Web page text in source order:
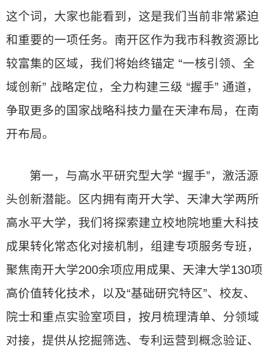
这个词，大家也能看到，这是我们当前非常紧迫
和重要的一项任务。南开区作为我市科教资源比
较富集的区域，我们将始终锚定 “一核引领、全
域创新” 战略定位，全力构建三级 “握手” 通道，
争取更多的国家战略科技力量在天津布局，在南
开布局。
第一，与高水平研究型大学 “握手”，激活源
头创新潜能。区内拥有南开大学、天津大学两所
高水平大学，我们将探索建立校地院地重大科技
成果转化常态化对接机制，组建专项服务专班，
聚焦南开大学200余项应用成果、天津大学130项
高价值转化技术，以及“基础研究特区”、校友、
院士和重点实验室项目，按月梳理清单、分领域
对接，提供从挖掘筛选、专利运营到概念验证、